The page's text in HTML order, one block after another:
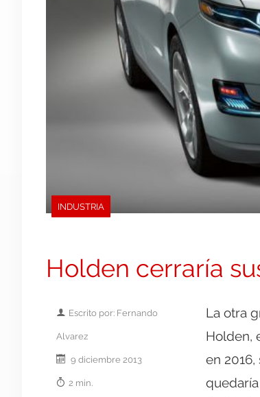
INDUSTRIA
Holden cerraría
Escrito por: Fernando
Alvarez
9 diciembre 2013
2 min.
La otra
Holden,
en